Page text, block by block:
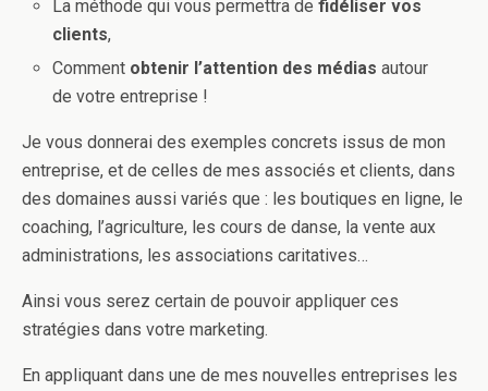
La méthode qui vous permettra defidéliser vos
clients,
Comment obtenir l’attention des médias autour
de votre entreprise !
Je vous donnerai des exemples concrets issus de mon
entreprise, et de celles de mes associés et clients, dans
des domaines aussi variés que : les boutiques en ligne, le
coaching, l’agriculture, les cours de danse, la vente aux
administrations, les associations caritatives…
Ainsi vous serez certain de pouvoir appliquer ces
stratégies dans votre marketing.
En appliquant dans une de mes nouvelles entreprises les